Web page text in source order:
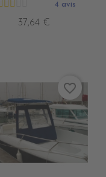
4 avis
37,64 €
favorite_border